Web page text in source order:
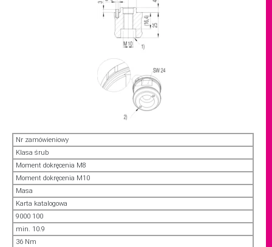
Nr zamówieniowy
Klasa śrub
Moment dokręcenia M8
Moment dokręcenia M10
Masa
Karta katalogowa
9000 100
min. 10.9
36 Nm